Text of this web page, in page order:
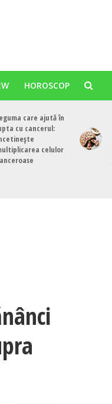
HOROSCOP
care ajută în
cu cancerul:
celulor